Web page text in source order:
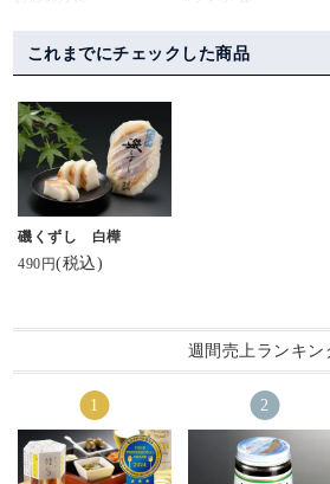
がサンドされた
チーズかまぼこ大好き
♡
ゅん。
一つ一つ個包装にな
もちろん見た目だけじ
ゃなく、お味も◎
特注でオーダーされた
すり身と厳選した素材
ちゃ⁡おすすめです！】⁡
⁡現地から送ってくれた
【棒s(ボウズ)】
⁡めっちゃ美味しい～♥ネ
ーミングも良き笑⁡
⁡…でも
⁡⁡
ま ⁡
⁡#棒s #ボウズ⁡ #河内屋 #
#大正解 #優勝 #ブラッ
クペッパー
#balena
#豚汁
#おばんざい
#美味しすぎた
#懐かしい味
#源ますのすし
#ますのすし
これまでにチェックした商品
磯くずし 白樺
490円(税込)
週間売上ランキン